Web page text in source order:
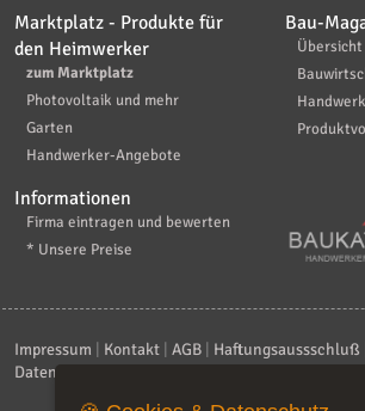
Marktplatz - Produkte für
den Heimwerker
zum Marktplatz
Photovoltaik und mehr
Garten
Handwerker-Angebote
Bau-
Übersicht
Informationen
Firma eintragen und bewerten
* Unsere Preise
Impressum Kontakt AGB Haftungsaussschluß
Datenschutzerklärung